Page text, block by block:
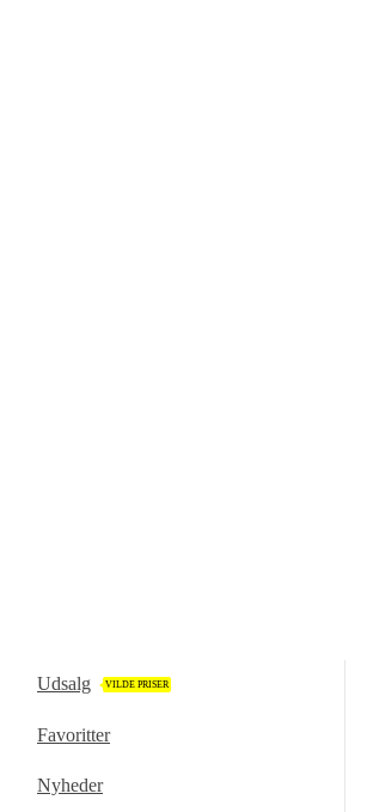
Udsalg VILDE PRISER
Favoritter
Nyheder